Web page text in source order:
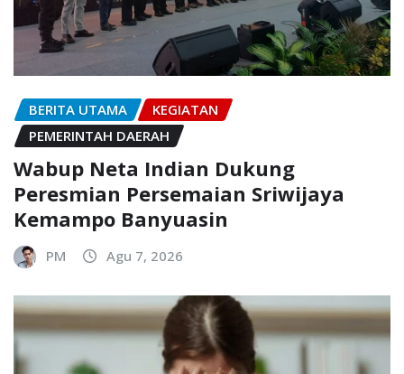
BERITA UTAMA
KEGIATAN
PEMERINTAH DAERAH
Wabup Neta Indian Dukung
Peresmian Persemaian Sriwijaya
Kemampo Banyuasin
PM Agu 7, 2026